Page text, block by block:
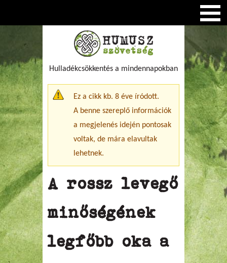
Hulladékcsökkentés a mindennapokban
Figyelmeztető üzenet
Ez a cikk kb. 8 éve íródott.
A benne szereplő információk
a megjelenés idején pontosak
voltak, de mára elavultak
lehetnek.
A rossz levegő
minőségének
legfőbb oka a